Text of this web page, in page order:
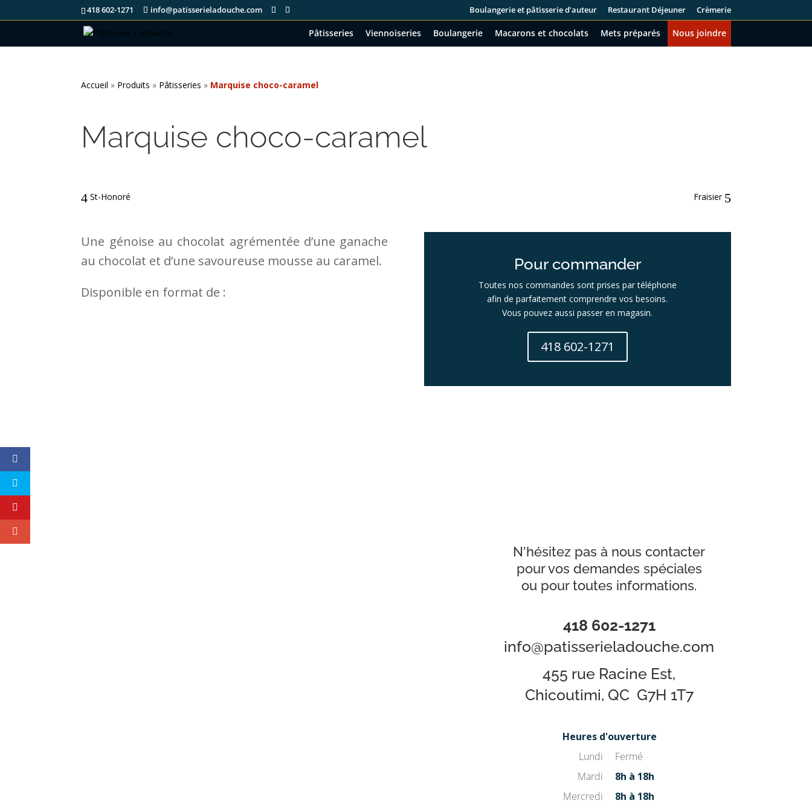
418 602-1271 info@patisserieladouche.com Boulangerie et pâtisserie d’auteur Restaurant Déjeuner Crèmerie
Pâtisseries Viennoiseries Boulangerie Macarons et chocolats Mets préparés Nous joindre
Accueil » Produits » Pâtisseries » Marquise choco-caramel
Marquise choco-caramel
Fraisier
St-Honoré
Une génoise au chocolat agrémentée d’une ganache
au chocolat et d’une savoureuse mousse au caramel.
Disponible en format de :
Pour commander
Toutes nos commandes sont prises par téléphone
afin de parfaitement comprendre vos besoins.
Vous pouvez aussi passer en magasin.
418 602-1271
N'hésitez pas à nous contacter
pour vos demandes spéciales
ou pour toutes informations.
418 602-1271
info@patisserieladouche.com
455 rue Racine Est,
Chicoutimi, QC G7H 1T7
Heures d'ouverture
Lundi
Fermé
Mardi
8h à 18h
Mercredi
8h à 18h